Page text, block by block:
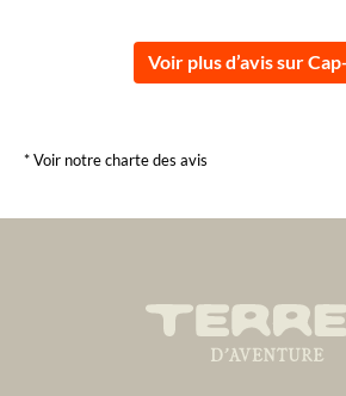
Voir plus d’avis sur
* Voir notre charte des avis